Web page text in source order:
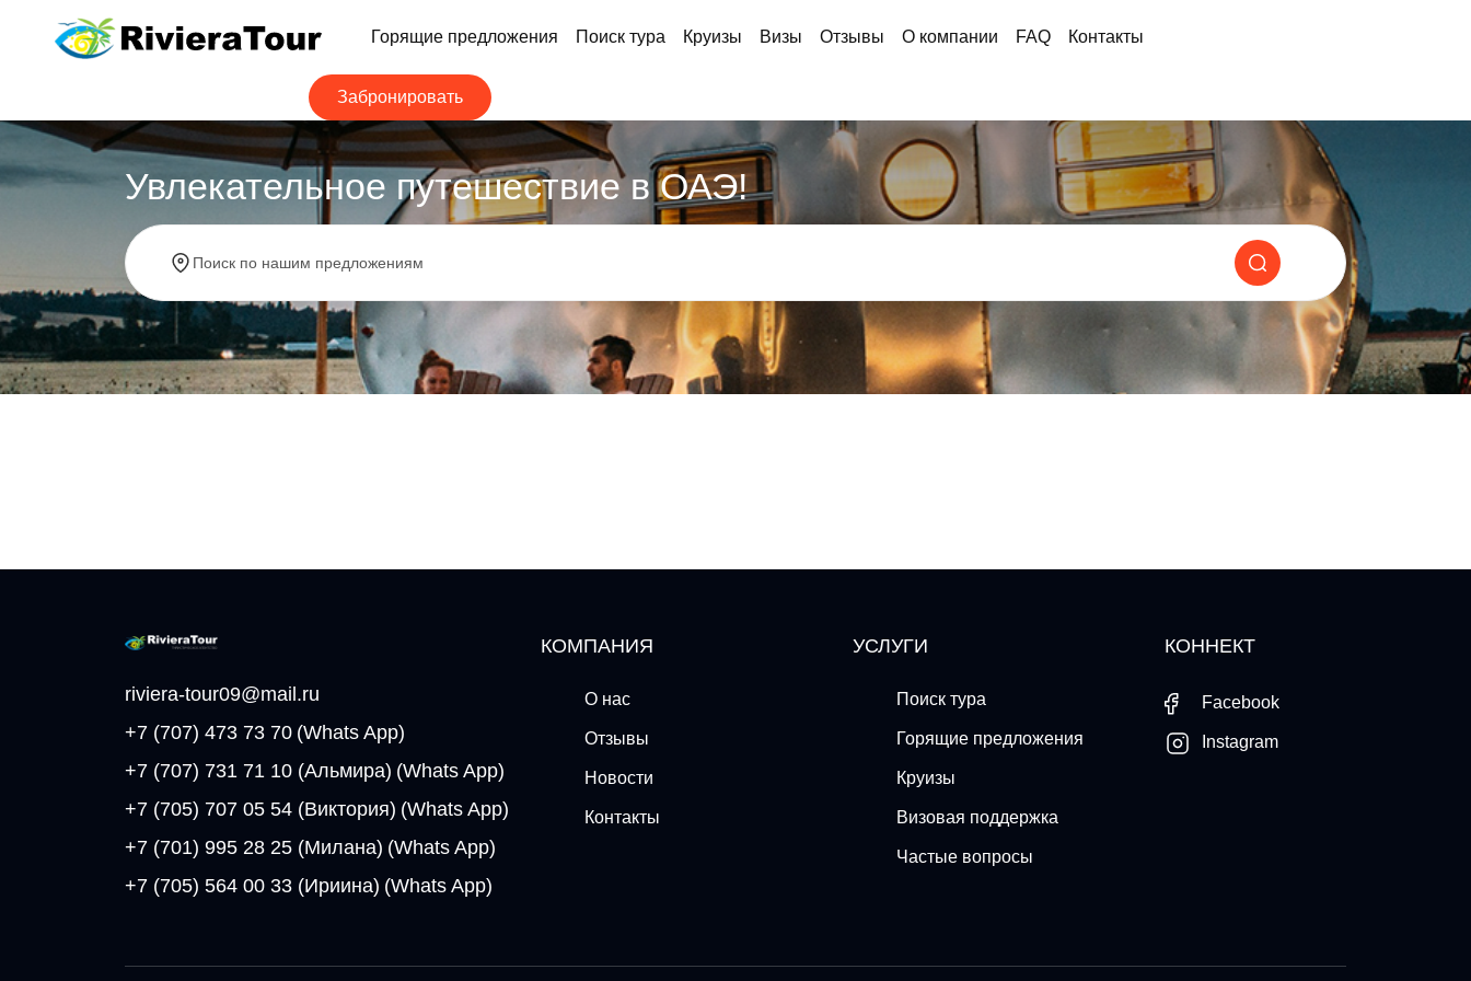
Горящие предложения Поиск тура Круизы Визы Отзывы О компании FAQ Контакты
Забронировать
Увлекательное путешествие в ОАЭ!
riviera-tour09@mail.ru
+7 (707) 473 73 70 (Whats App)
+7 (707) 731 71 10 (Альмира) (Whats App)
+7 (705) 707 05 54 (Виктория) (Whats App)
+7 (701) 995 28 25 (Милана) (Whats App)
+7 (705) 564 00 33 (Ириина) (Whats App)
КОМПАНИЯ
О нас
Отзывы
Новости
Контакты
УСЛУГИ
Поиск тура
Горящие предложения
Круизы
Визовая поддержка
Частые вопросы
КОННЕКТ
Facebook
Instagram